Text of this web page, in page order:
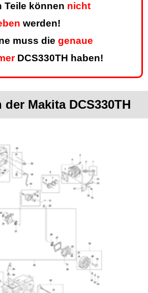
Teile können nicht
werden!
muss die genaue
DCS330TH haben!
Makita DCS330TH